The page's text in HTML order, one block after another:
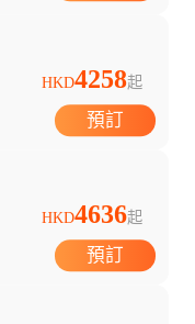
HKD4258起
預訂
HKD4636起
預訂